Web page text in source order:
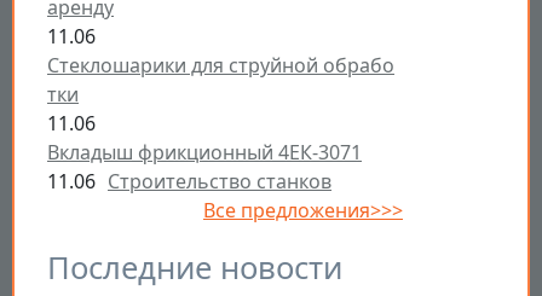
аренду
11.06
Стеклошарики для струйной обрабо
тки
11.06
Вкладыш фрикционный 4ЕК-3071
11.06 Строительство станков
Все предложения>>>
Последние новости